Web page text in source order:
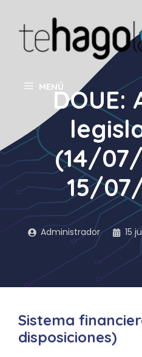
contenido
MENÚDOUE:
(14/
15/
Administrador 15
Sistema
disposiciones)